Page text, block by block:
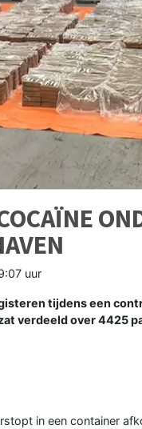
uur
gisteren tijdens een
verdeeld over 4425
in een container